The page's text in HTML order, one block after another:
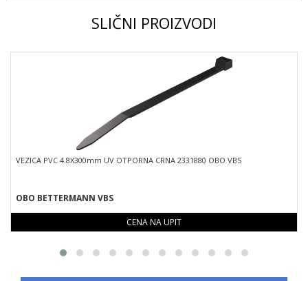
SLIČNI PROIZVODI
VEZICA PVC 4.8X300mm UV OTPORNA CRNA 2331880 OBO VBS
OBO BETTERMANN VBS
CENA NA UPIT